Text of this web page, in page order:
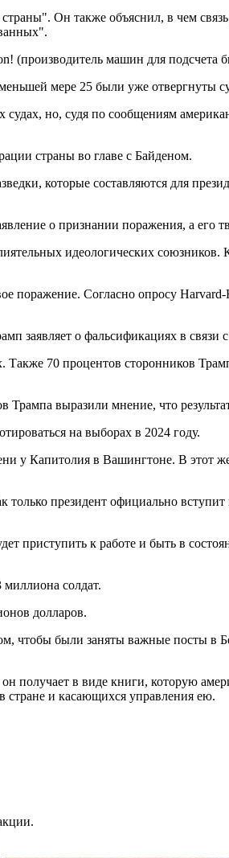
страны". Он также объяснил, в чем
машин для подсчета
мере 25 были уже отвергнуты
но, судя по сообщениям
страны во главе с Байденом.
которые составляются для
о признании поражения, а его
идеологических
поражение. Согласно опросу
заявляет о фальсификациях в связи
Также 70 процентов сторонников
Трампа выразили мнение, что
на выборах в 2024 году.
у Капитолия в Вашингтоне. В этот
президент официально вступит
приступить к работе и быть в
солдат.
долларов.
чтобы были заняты важные посты в
получает в виде книги, которую
стране и касающихся управления ею.